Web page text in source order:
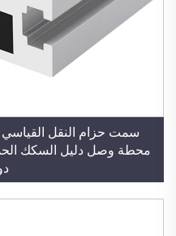
محطة وصل دليل السكك